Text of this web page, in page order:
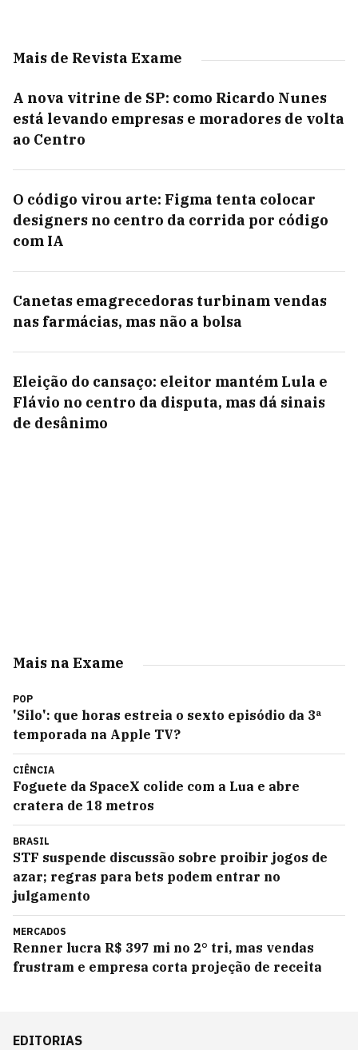
Mais de Revista Exame
A nova vitrine de SP: como Ricardo Nunes
está levando empresas e moradores de volta
ao Centro
O código virou arte: Figma tenta colocar
designers no centro da corrida por código
com IA
Canetas emagrecedoras turbinam vendas
nas farmácias, mas não a bolsa
Eleição do cansaço: eleitor mantém Lula e
Flávio no centro da disputa, mas dá sinais
de desânimo
Mais na Exame
POP
'Silo': que horas estreia o sexto episódio da 3ª
temporada na Apple TV?
CIÊNCIA
Foguete da SpaceX colide com a Lua e abre
cratera de 18 metros
BRASIL
STF suspende discussão sobre proibir jogos de
azar; regras para bets podem entrar no
julgamento
MERCADOS
Renner lucra R$ 397 mi no 2° tri, mas vendas
frustram e empresa corta projeção de receita
EDITORIAS